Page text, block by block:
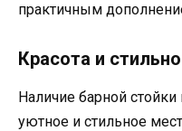
практичным
Красота и
Наличие барной стойки
уютное и стильное